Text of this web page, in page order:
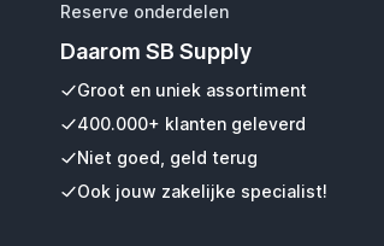
Reserve onderdelen
Daarom SB Supply
Groot en uniek assortiment
400.000+ klanten geleverd
Niet goed, geld terug
Ook jouw zakelijke specialist!